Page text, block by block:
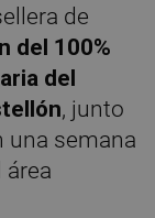
de
del 100%
del
, junto
una semana